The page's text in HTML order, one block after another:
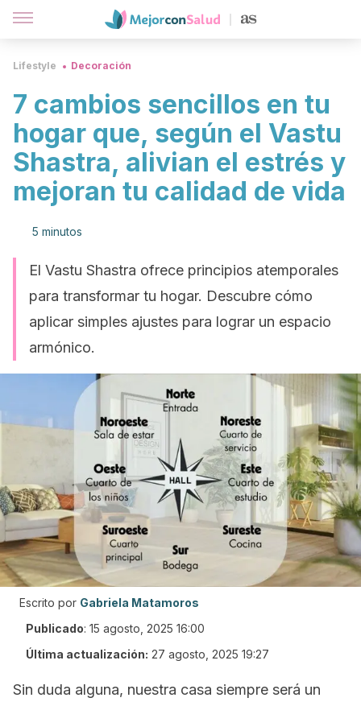
Lifestyle Decoración
7 cambios sencillos en tu
hogar que, según el Vastu
Shastra, alivian el estrés y
mejoran tu calidad de vida
5 minutos
El Vastu Shastra ofrece principios atemporales
para transformar tu hogar. Descubre cómo
aplicar simples ajustes para lograr un espacio
armónico.
Escrito por Gabriela Matamoros
Publicado: 15 agosto, 2025 16:00
Última actualización: 27 agosto, 2025 19:27
Sin duda alguna, nuestra casa siempre será un